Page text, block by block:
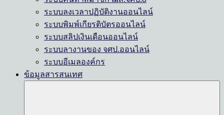
ระบบลงเวลาปฏิบัติงานออนไลน์
ระบบพิมพ์เกียรติบัตรออนไลน์
ระบบสลิปเงินเดือนออนไลน์
ระบบลางานของ จศป.ออนไลน์
ระบบอีเมลองค์กร
ข้อมูลสารสนเทศ